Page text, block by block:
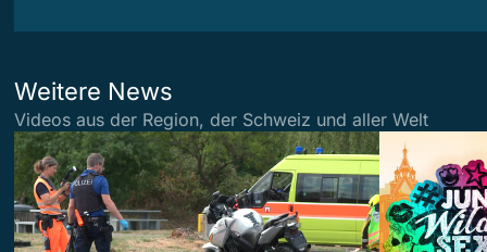
Weitere News
Videos aus der Region, der Schweiz und aller Welt